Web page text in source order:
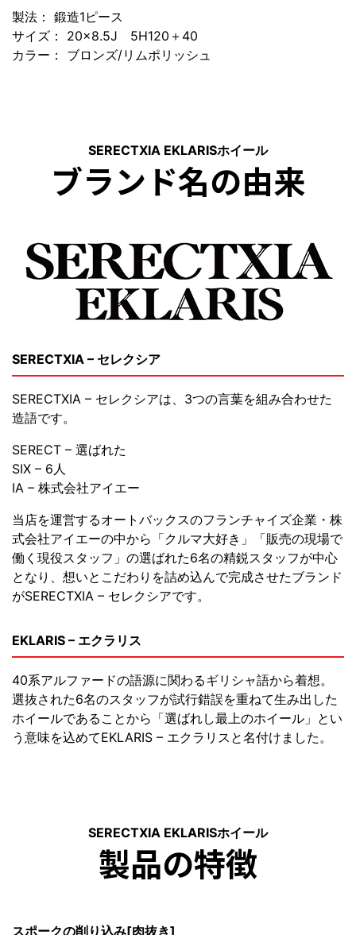
製法： 鍛造1ピース
サイズ： 20×8.5J 5H120＋40
カラー： ブロンズ/リムポリッシュ
SERECTXIA EKLARISホイール
ブランド名の由来
SERECTXIA – セレクシア
SERECTXIA – セレクシアは、3つの言葉を組み合わせた
造語です。
SERECT – 選ばれた
SIX – 6人
IA – 株式会社アイエー
当店を運営するオートバックスのフランチャイズ企業・株
式会社アイエーの中から「クルマ大好き」「販売の現場で
働く現役スタッフ」の選ばれた6名の精鋭スタッフが中心
となり、想いとこだわりを詰め込んで完成させたブランド
がSERECTXIA – セレクシアです。
EKLARIS – エクラリス
40系アルファードの語源に関わるギリシャ語から着想。
選抜された6名のスタッフが試行錯誤を重ねて生み出した
ホイールであることから「選ばれし最上のホイール」とい
う意味を込めてEKLARIS – エクラリスと名付けました。
SERECTXIA EKLARISホイール
製品の特徴
スポークの削り込み[肉抜き]